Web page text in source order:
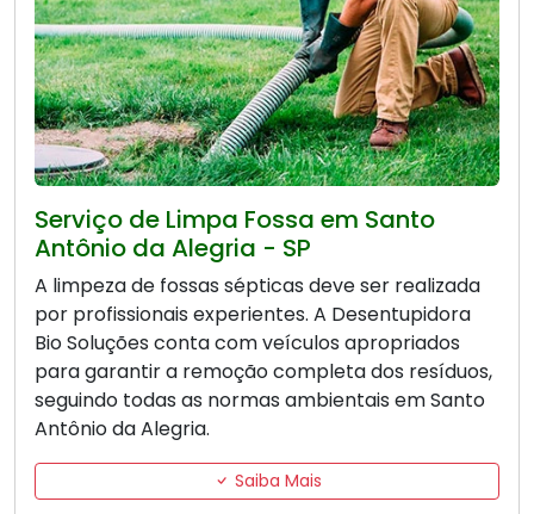
Serviço de Limpa Fossa em Santo
Antônio da Alegria - SP
A limpeza de fossas sépticas deve ser realizada
por profissionais experientes. A Desentupidora
Bio Soluções conta com veículos apropriados
para garantir a remoção completa dos resíduos,
seguindo todas as normas ambientais em Santo
Antônio da Alegria.
Saiba Mais